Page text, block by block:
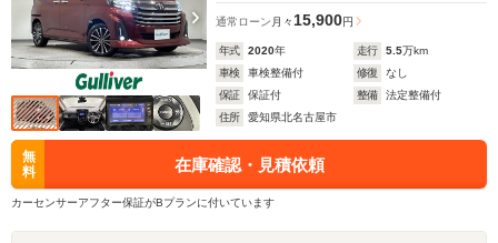
通常ローン 月々15,900円
年式 2020年 走行 5.5万km
車検
車検整備付 修復
なし
保証
保証付 整備
法定整備付
住所
愛知県北名古屋市
無
料
在庫確認・見積依頼
カーセンサーアフター保証がBプランに付いています